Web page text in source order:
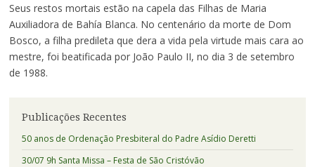
Seus restos mortais estão na capela das Filhas de Maria
Auxiliadora de Bahía Blanca. No centenário da morte de Dom
Bosco, a filha predileta que dera a vida pela virtude mais cara ao
mestre, foi beatificada por João Paulo II, no dia 3 de setembro
de 1988.
Publicações Recentes
50 anos de Ordenação Presbiteral do Padre Asídio Deretti
30/07 9h Santa Missa – Festa de São Cristóvão